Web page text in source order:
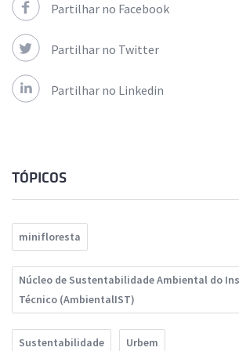
Partilhar no Facebook
Partilhar no Twitter
Partilhar no Linkedin
TÓPICOS
minifloresta
Núcleo de Sustentabilidade Ambiental do
Técnico (AmbientalIST)
Sustentabilidade Urbem